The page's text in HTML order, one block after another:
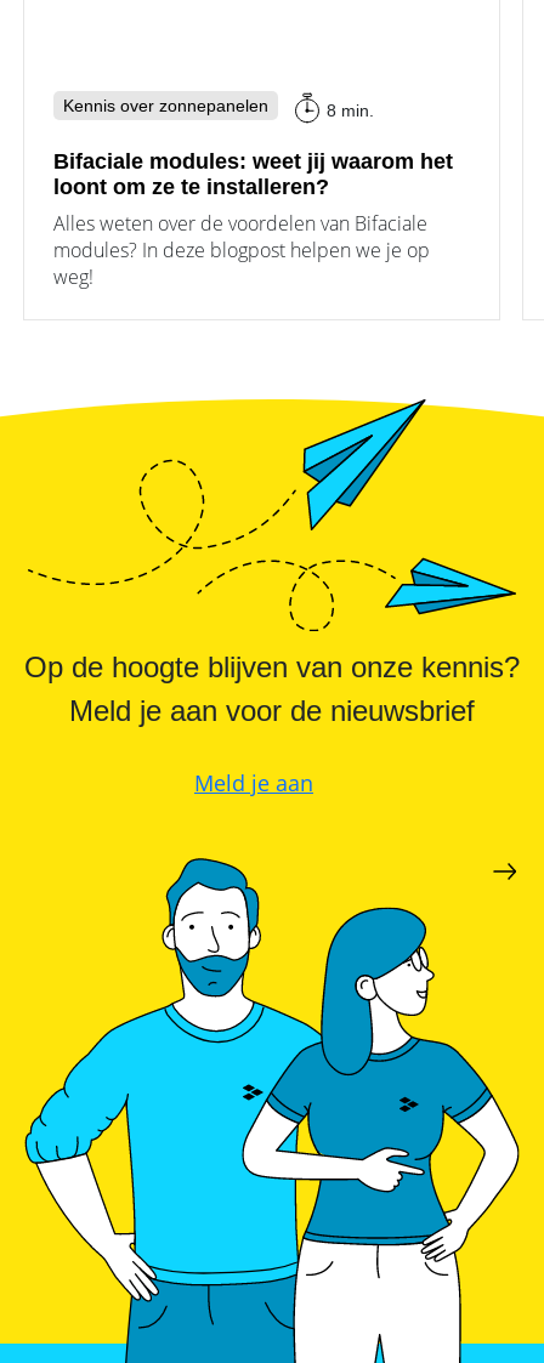
Kennis over zonnepanelen 8 min.
Bifaciale modules: weet jij waarom het
loont om ze te installeren?
Alles weten over de voordelen van Bifaciale
modules? In deze blogpost helpen we je op
weg!
Op de hoogte blijven van onze kennis?
Meld je aan voor de nieuwsbrief
Meld je aan